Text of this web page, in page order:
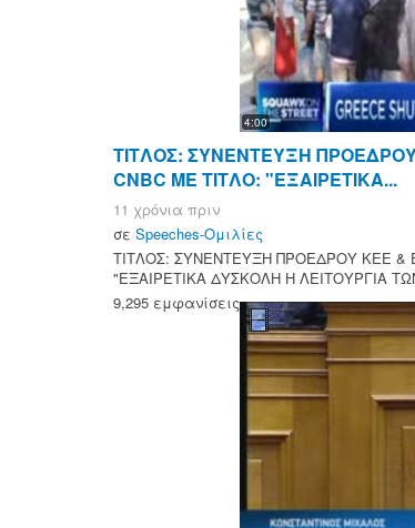
4:00
ΤΙΤΛΟΣ: ΣΥΝΕΝΤΕΥΞΗ
CNBC ΜΕ ΤΙΤΛΟ: "ΕΞΑΙΡΕΤΙΚΑ...
11 χρόνια πριν
σε Speeches-Ομιλίες
ΤΙΤΛΟΣ: ΣΥΝΕΝΤΕΥΞΗ ΠΡΟΕΔΡΟΥ ΚΕΕ &
"ΕΞΑΙΡΕΤΙΚΑ ΔΥΣΚΟΛΗ Η ΛΕΙΤΟΥΡΓΙΑ
9,295 εμφανίσεις